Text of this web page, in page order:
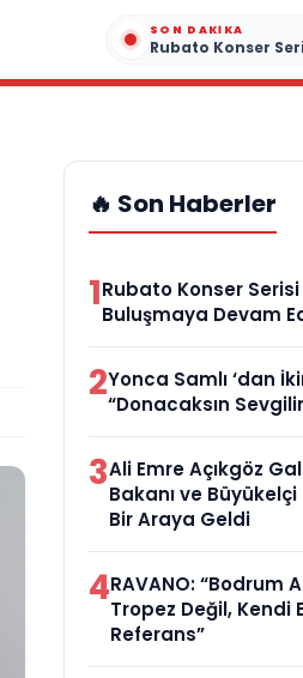
SON DAKIKA
🔥 Son Haberler
1Rubato Konser
Buluşmaya Devam
2Yonca Samlı ‘dan
“Donacaksın
3Ali Emre Açıkgöz
Bakanı ve
Bir Araya Geldi
4RAVANO: “Bodrum
Tropez Değil, Kendi
Referans”